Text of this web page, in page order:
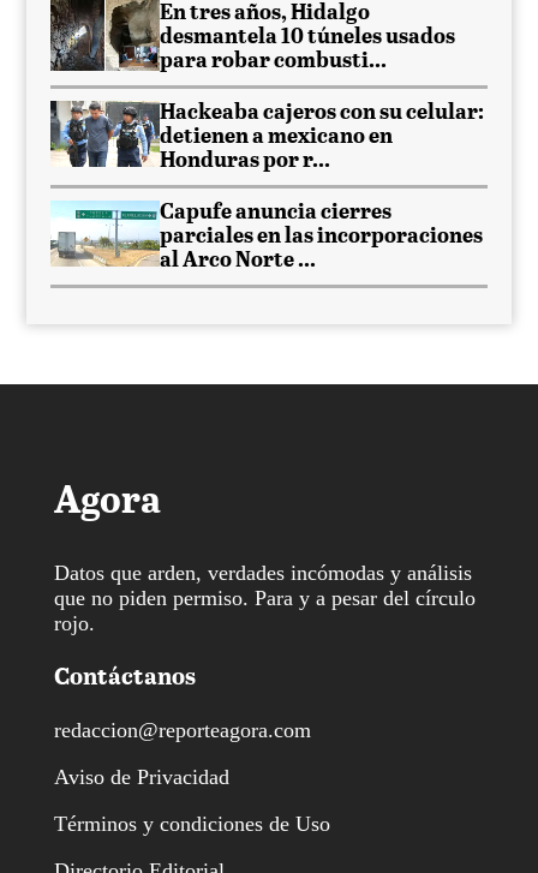
En tres años, Hidalgo
desmantela 10 túneles usados
para robar combusti...
Hackeaba cajeros con su celular:
detienen a mexicano en
Honduras por r...
Capufe anuncia cierres
parciales en las incorporaciones
al Arco Norte ...
Agora
Datos que arden, verdades incómodas y análisis
que no piden permiso. Para y a pesar del círculo
rojo.
Contáctanos
redaccion@reporteagora.com
Aviso de Privacidad
Términos y condiciones de Uso